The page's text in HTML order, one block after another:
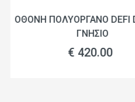
DEFI DF09701